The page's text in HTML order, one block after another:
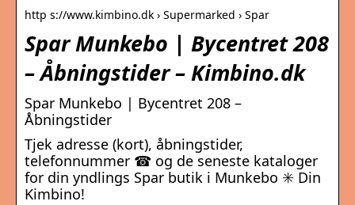
http s://www.kimbino.dk › Supermarked › Spar
Spar Munkebo | Bycentret 208
– Åbningstider – Kimbino.dk
Spar Munkebo | Bycentret 208 –
Åbningstider
Tjek adresse (kort), åbningstider,
telefonnummer ☎ og de seneste kataloger
for din yndlings Spar butik i Munkebo ✳️ Din
Kimbino!